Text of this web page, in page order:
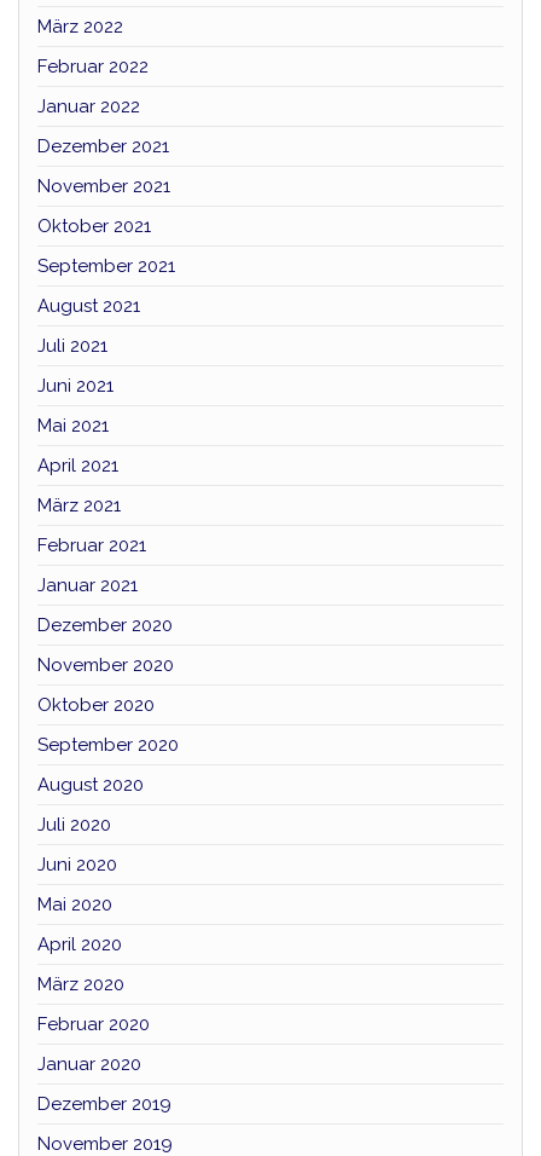
März 2022
Februar 2022
Januar 2022
Dezember 2021
November 2021
Oktober 2021
September 2021
August 2021
Juli 2021
Juni 2021
Mai 2021
April 2021
März 2021
Februar 2021
Januar 2021
Dezember 2020
November 2020
Oktober 2020
September 2020
August 2020
Juli 2020
Juni 2020
Mai 2020
April 2020
März 2020
Februar 2020
Januar 2020
Dezember 2019
November 2019